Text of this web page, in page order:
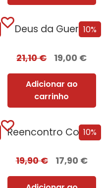
10%
Deus da Guerra
21,10€ 19,00 €
Adicionar ao
carrinho
10%
Reencontro Com o Passado – [Nova Edição]
19,90€ 17,90 €